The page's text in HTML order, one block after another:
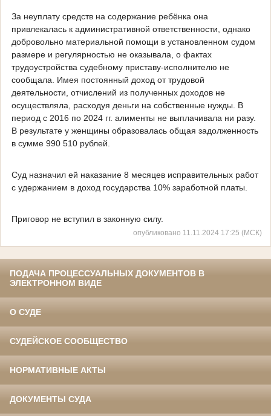
За неуплату средств на содержание ребёнка она
привлекалась к административной ответственности, однако
добровольно материальной помощи в установленном судом
размере и регулярностью не оказывала, о фактах
трудоустройства судебному приставу-исполнителю не
сообщала. Имея постоянный доход от трудовой
деятельности, отчислений из полученных доходов не
осуществляла, расходуя деньги на собственные нужды. В
период с 2016 по 2024 гг. алименты не выплачивала ни разу.
В результате у женщины образовалась общая задолженность
в сумме 990 510 рублей.
Суд назначил ей наказание 8 месяцев исправительных работ
с удержанием в доход государства 10% заработной платы.
Приговор не вступил в законную силу.
опубликовано 11.11.2024 17:25 (МСК)
ПОДАЧА ПРОЦЕССУАЛЬНЫХ ДОКУМЕНТОВ В
ЭЛЕКТРОННОМ ВИДЕ
О СУДЕ
СУДЕЙСКОЕ СООБЩЕСТВО
НОРМАТИВНЫЕ АКТЫ
ДОКУМЕНТЫ СУДА